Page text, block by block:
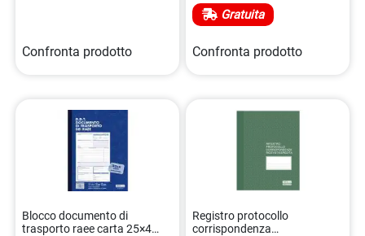
Confronta prodotto
Gratuita
Confronta prodotto
Blocco documento di
trasporto raee carta 25×4
Registro protocollo
corrispondenza